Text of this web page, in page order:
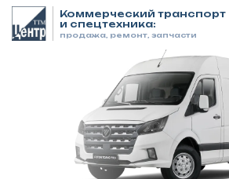
Коммерческий транспорт
и спецтехника:
продажа, ремонт, запчасти